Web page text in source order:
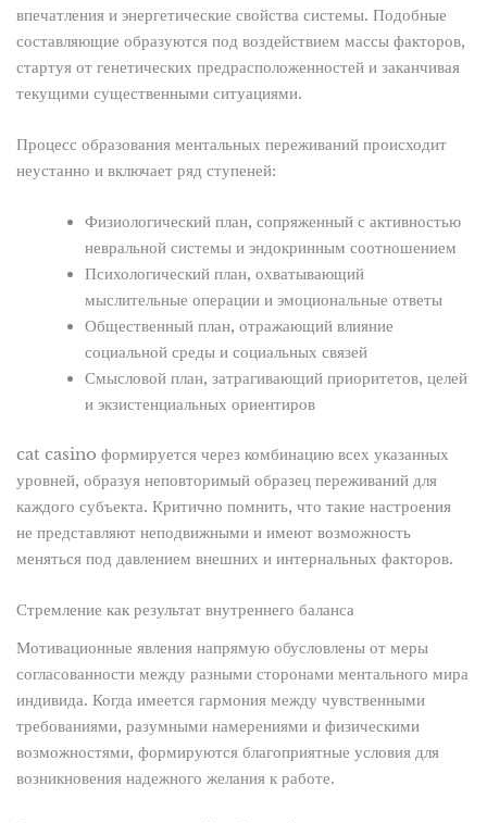
впечатления и энергетические свойства системы. Подобные
составляющие образуются под воздействием массы факторов,
стартуя от генетических предрасположенностей и заканчивая
текущими существенными ситуациями.
Процесс образования ментальных переживаний происходит
неустанно и включает ряд ступеней:
Физиологический план, сопряженный с активностью
невральной системы и эндокринным соотношением
Психологический план, охватывающий
мыслительные операции и эмоциональные ответы
Общественный план, отражающий влияние
социальной среды и социальных связей
Смысловой план, затрагивающий приоритетов, целей
и экзистенциальных ориентиров
cat casino формируется через комбинацию всех указанных
уровней, образуя неповторимый образец переживаний для
каждого субъекта. Критично помнить, что такие настроения
не представляют неподвижными и имеют возможность
меняться под давлением внешних и интернальных факторов.
Стремление как результат внутреннего баланса
Мотивационные явления напрямую обусловлены от меры
согласованности между разными сторонами ментального мира
индивида. Когда имеется гармония между чувственными
требованиями, разумными намерениями и физическими
возможностями, формируются благоприятные условия для
возникновения надежного желания к работе.